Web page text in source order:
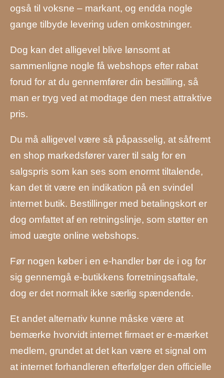
også til voksne – markant, og endda nogle
gange tilbyde levering uden omkostninger.
Dog kan det alligevel blive lønsomt at
sammenligne nogle få webshops efter rabat
forud for at du gennemfører din bestilling, så
man er tryg ved at modtage den mest attraktive
pris.
Du må alligevel være så påpasselig, at såfremt
en shop markedsfører varer til salg for en
salgspris som kan ses som enormt tiltalende,
kan det tit være en indikation på en svindel
internet butik. Bestillinger med betalingskort er
dog omfattet af en retningslinje, som støtter en
imod uægte online webshops.
Før nogen køber i en e-handler bør de i og for
sig gennemgå e-butikkens forretningsaftale,
dog er det normalt ikke særlig spændende.
Et andet alternativ kunne måske være at
bemærke hvorvidt internet firmaet er e-mærket
medlem, grundet at det kan være et signal om
at internet forhandleren efterfølger den officielle